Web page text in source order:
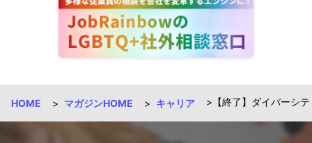
HOME マガジンHOME キャリア 【終了】ダイバーシ